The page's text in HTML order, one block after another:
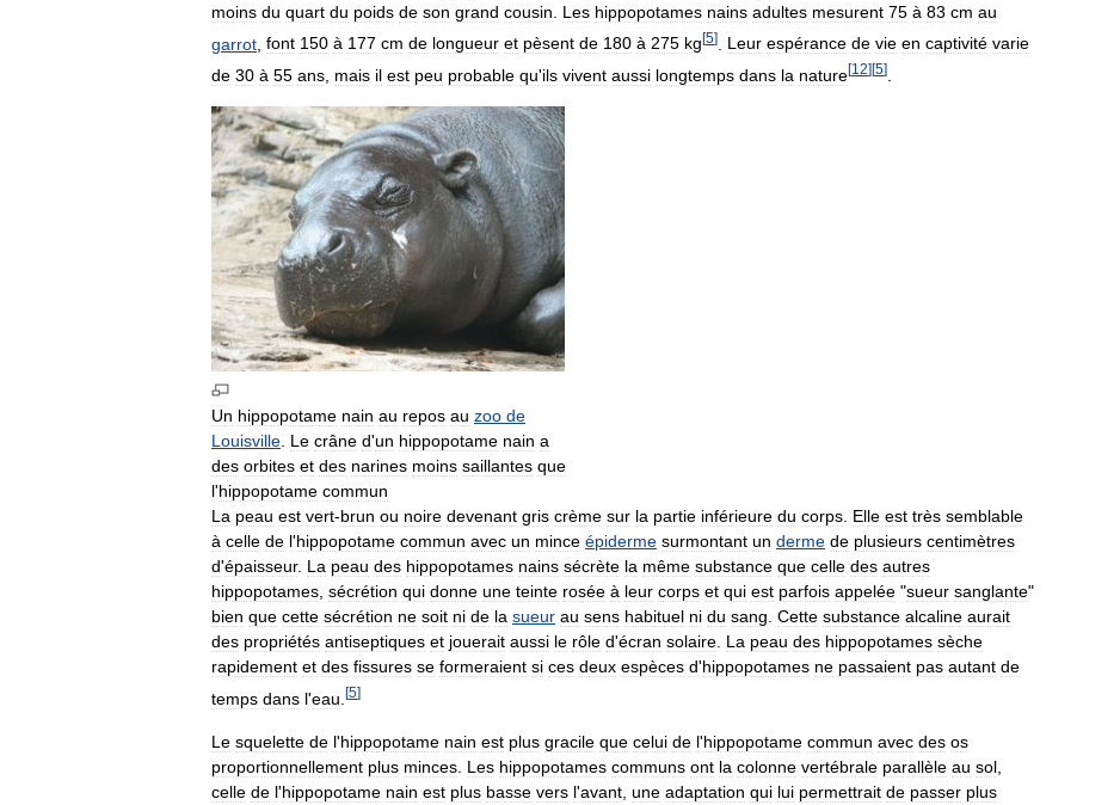
moins du quart du poids de son grand cousin Les hippopotames nains adultes mesurent 75 à 83 cm au
garrot font 150 à 177 cm de longueur et pèsent de 180 à 275 kg[5] Leur espérance de vie en captivité varie
de 30 à 55 ans mais il est peu probable qu'ils vivent aussi longtemps dans la nature[12] [5]
Un hippopotame nain au repos au zoo de
Louisville Le crâne d'un hippopotame nain a
des orbites et des narines moins saillantes que
l'hippopotame commun
La peau est vert-brun ou noire devenant gris crème sur la partie inférieure du corps Elle est très semblable
à celle de l'hippopotame commun avec un mince épiderme surmontant un derme de plusieurs centimètres
d'épaisseur. La peau des hippopotames nains sécrète la même substance que celle des autres
hippopotames sécrétion qui donne une teinte rosée à leur corps et qui est parfois appelée "sueur sanglante"
bien que cette sécrétion ne soit ni de la sueur au sens habituel ni du sang Cette substance alcaline aurait
des propriétés antiseptiques et jouerait aussi le rôle d'écran solaire La peau des hippopotames sèche
rapidement et des fissures se formeraient si ces deux espèces d'hippopotames ne passaient pas autant de
temps dans l'eau [5]
Le squelette de l'hippopotame nain est plus gracile que celui de l'hippopotame commun avec des os
proportionnellement plus minces Les hippopotames communs ont la colonne vertébrale parallèle au sol
celle de l'hippopotame nain est plus basse vers l'avant une adaptation qui lui permettrait de passer plus